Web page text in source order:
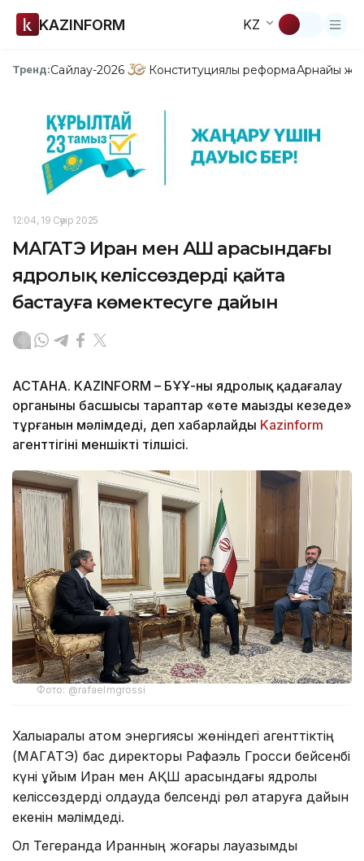
KAZINFORM KZ
Тренд:Сайлау-2026 Конституциялық реформаАрнайы
12:04, 19 Сәуір 2025
МАГАТЭ Иран мен АҚШ арасындағы
ядролық келіссөздерді қайта
бастауға көмектесуге дайын
АСТАНА. KAZINFORM – БҰҰ-ның ядролық қадағалау
органының басшысы тараптар «өте маңызды кезеңде»
тұрғанын мәлімдеді, деп хабарлайды Kazinform
агенттігінің меншікті тілшісі.
Фото: @rafaelmgrossi
Халықаралық атом энергиясы жөніндегі агенттіктің
(МАГАТЭ) бас директоры Рафаэль Гросси бейсенбі
күні ұйым Иран мен АҚШ арасындағы ядролық
келіссөздерді қолдауда белсенді рөл атқаруға дайын
екенін мәлімдеді.
Ол Тегеранда Иранның жоғары лауазымды